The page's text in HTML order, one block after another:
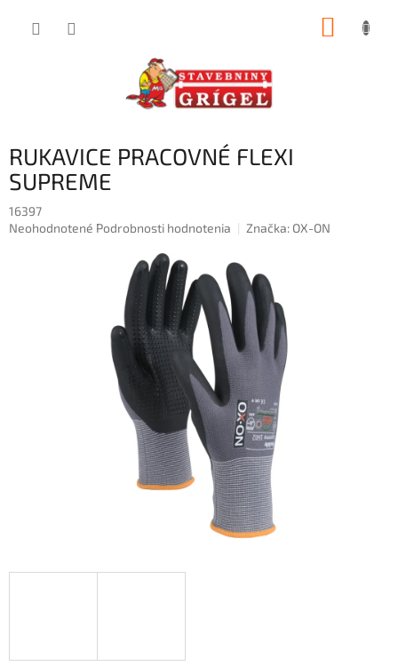
RUKAVICE PRACOVNÉ FLEXI
SUPREME
16397
Priemerné
Neohodnotené Podrobnosti hodnotenia Značka: OX-ON